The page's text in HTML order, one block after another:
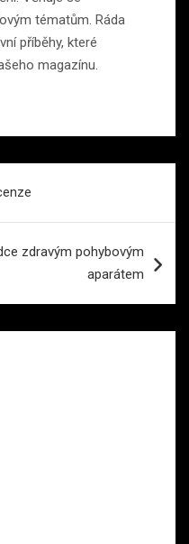
tématům. Ráda
příběhy, které
magazínu.
zdravým pohybovým
aparátem